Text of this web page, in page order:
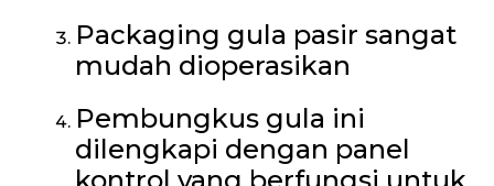
Packaging gula pasir sangat
mudah dioperasikan
Pembungkus gula ini
dilengkapi dengan panel